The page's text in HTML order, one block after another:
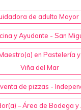
de adulto Mayor
y Ayudante - San
en Pastelería
Viña del Mar
de pizzas -
– Área de Bodega y